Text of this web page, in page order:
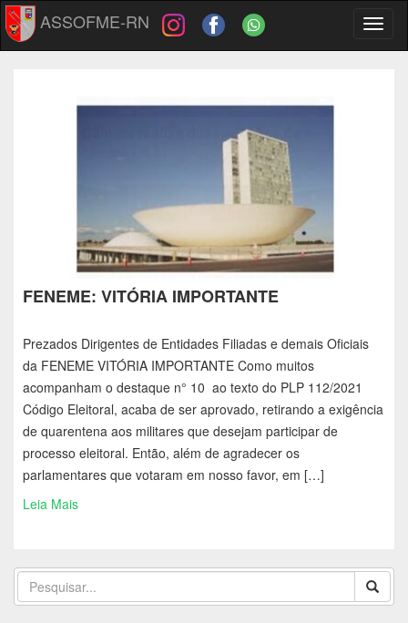
ASSOFME-RN
FENEME: VITÓRIA IMPORTANTE
Prezados Dirigentes de Entidades Filiadas e demais Oficiais
da FENEME VITÓRIA IMPORTANTE Como muitos
acompanham o destaque n° 10 ao texto do PLP 112/2021
Código Eleitoral, acaba de ser aprovado, retirando a exigência
de quarentena aos militares que desejam participar de
processo eleitoral. Então, além de agradecer os
parlamentares que votaram em nosso favor, em […]
Leia Mais